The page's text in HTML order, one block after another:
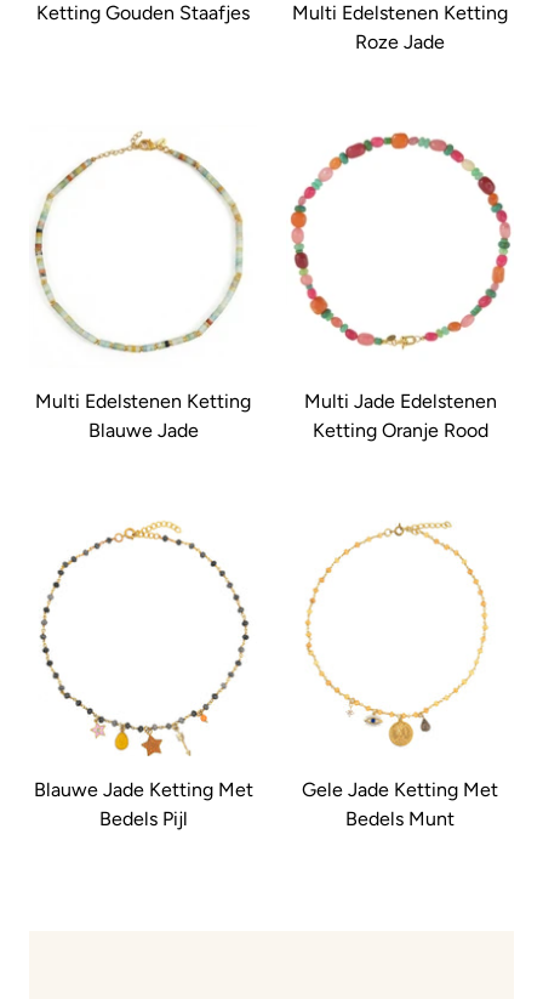
Ketting Gouden Staafjes
Multi Edelstenen Ketting
Roze Jade
Multi Edelstenen Ketting
Blauwe Jade
Multi Jade Edelstenen
Ketting Oranje Rood
Blauwe Jade Ketting Met
Bedels Pijl
Gele Jade Ketting Met
Bedels Munt